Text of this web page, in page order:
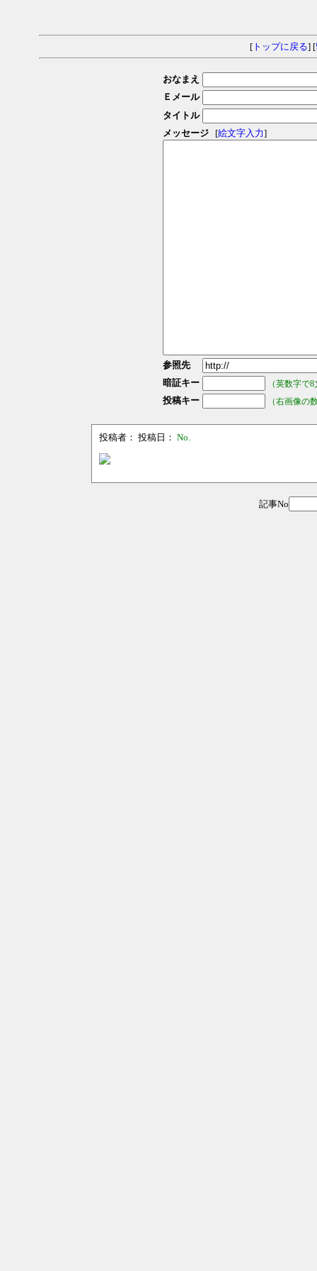
[トップに戻る] [
おなまえ
Ｅメール
タイトル
メッセージ
[絵文字入力]
参照先
暗証キー
（英数字で
投稿キー （右画像の
投稿者： 投稿日： No.
記事No